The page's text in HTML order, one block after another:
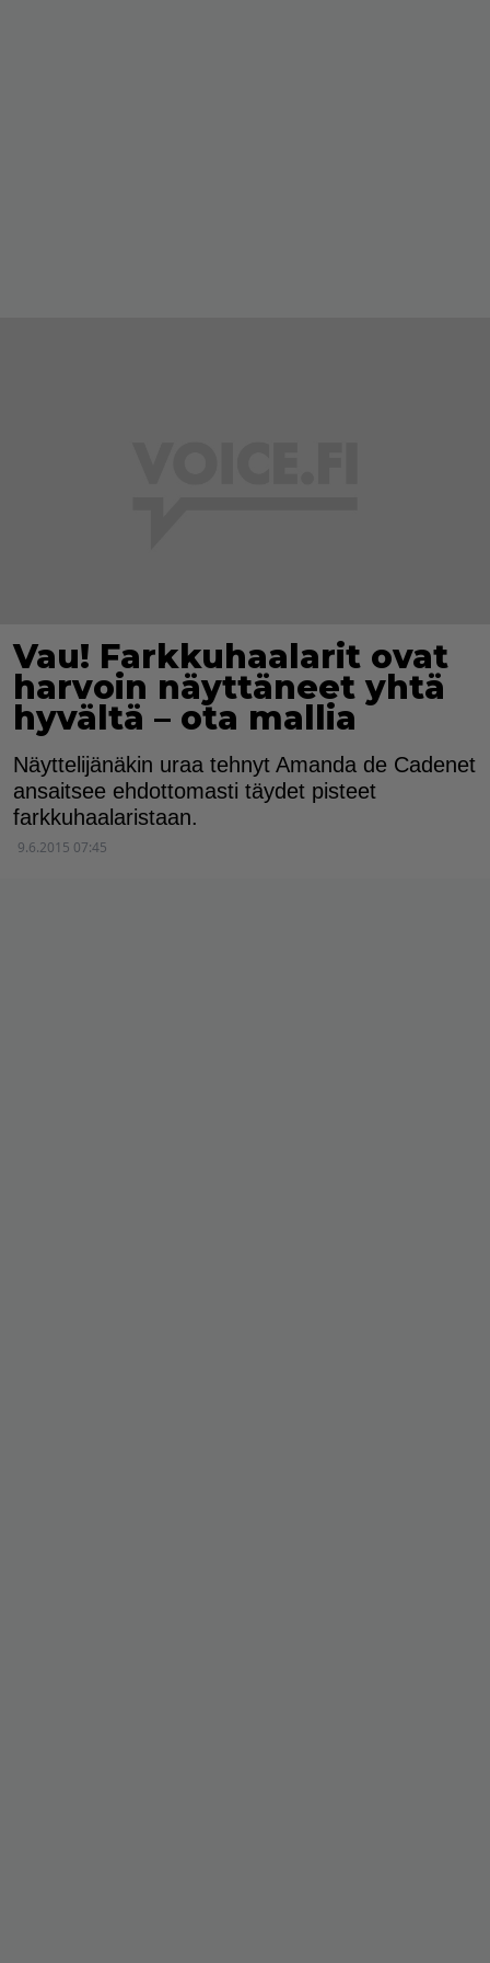
Vau! Farkkuhaalarit ovat
harvoin näyttäneet yhtä
hyvältä – ota mallia
Näyttelijänäkin uraa tehnyt Amanda de Cadenet
ansaitsee ehdottomasti täydet pisteet
farkkuhaalaristaan.
9.6.2015 07:45